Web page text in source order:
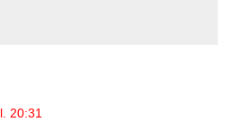
20:31